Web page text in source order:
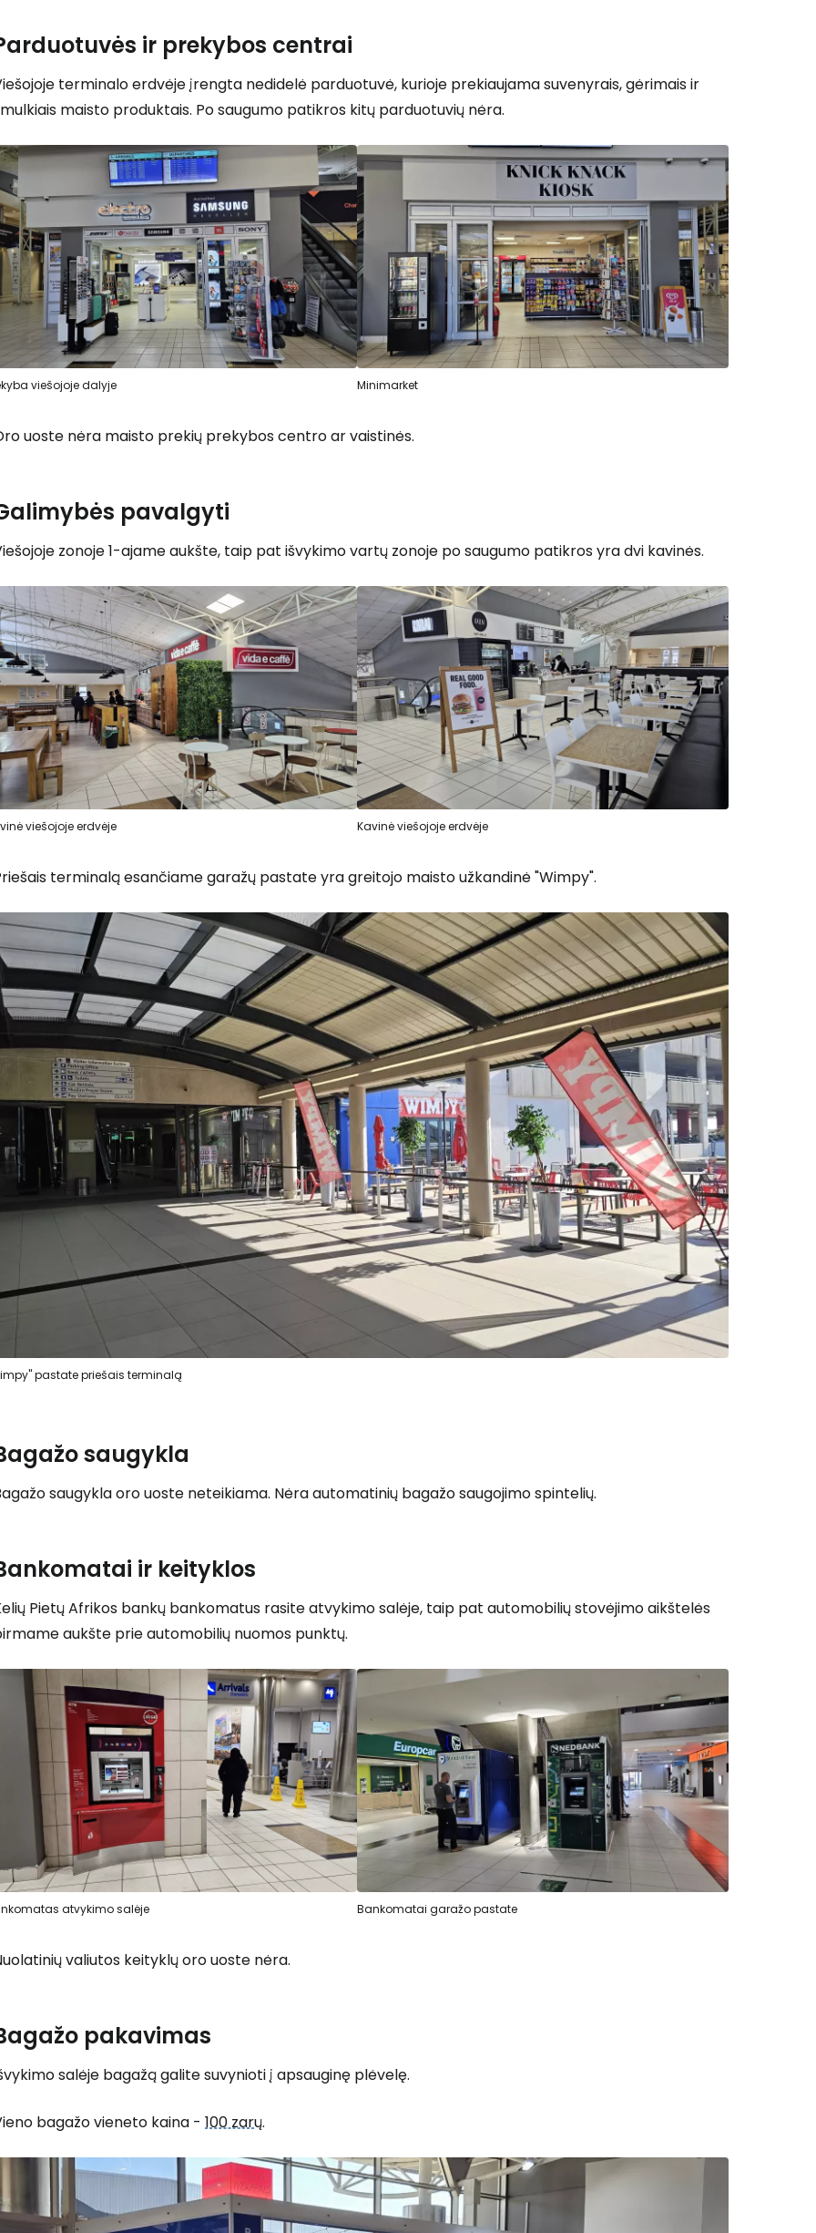
ir prekybos centrai
terminalo erdvėje įrengta nedidelė parduotuvė, kurioje prekiaujama suvenyrais, gėrimais ir
maisto produktais. Po saugumo patikros kitų parduotuvių nėra.
viešojoje dalyje Minimarket
uoste nėra maisto prekių prekybos centro ar vaistinės.
pavalgyti
zonoje 1-ajame aukšte, taip pat išvykimo vartų zonoje po saugumo patikros yra dvi kavinės.
viešojoje erdvėje Kavinė viešojoje erdvėje
terminalą esančiame garažų pastate yra greitojo maisto užkandinė "Wimpy".
pastate priešais terminalą
saugykla
saugykla oro uoste neteikiama. Nėra automatinių bagažo saugojimo spintelių.
ir keityklos
Pietų Afrikos bankų bankomatus rasite atvykimo salėje, taip pat automobilių stovėjimo aikštelės
aukšte prie automobilių nuomos punktų.
atvykimo salėje Bankomatai garažo pastate
valiutos keityklų oro uoste nėra.
pakavimas
salėje bagažą galite suvynioti į apsauginę plėvelę.
bagažo vieneto kaina - 100 zarų.
Prisijunkite prie Cestee
... pasaulinė kelionių bendruomenė
Tęsti su Google
Tęsti su Facebook
Tęsti el. paštu